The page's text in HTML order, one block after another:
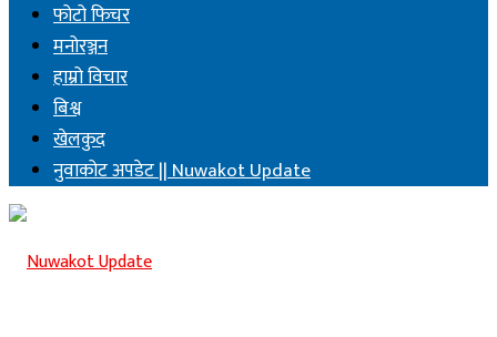
फोटो फिचर
मनोरञ्जन
हाम्रो विचार
बिश्व
खेलकुद
नुवाकोट अपडेट || Nuwakot Update